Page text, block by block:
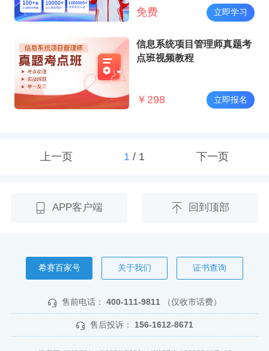
免费 立即学习
信息系统项目管理师真题考
点班视频教程
￥ 298 立即报名
上一页 1/ 1 下一页
APP客户端 回到顶部
希赛百家号 关于我们 证书查询
售前电话： 400-111-9811 （仅收市话费）
售后投诉： 156-1612-8671